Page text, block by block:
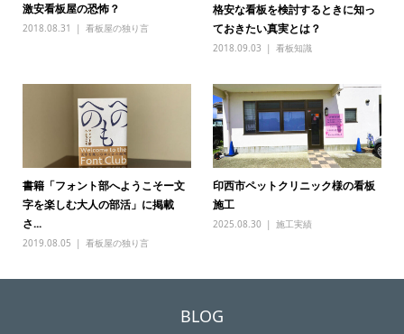
激安看板屋の恐怖？
2018.08.31 看板屋の独り言
格安な看板を検討するときに知っ
ておきたい真実とは？
2018.09.03 看板知識
書籍「フォント部へようこそー文
字を楽しむ大人の部活」に掲載
さ...
2019.08.05 看板屋の独り言
印西市ペットクリニック様の看板
施工
2025.08.30 施工実績
BLOG